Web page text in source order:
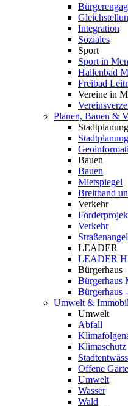
Integration
Soziales
Sport
Sport in
Hallenbad
Freibad
Vereine in
Planen, Bauen &
Stadtplanung
Stadtplanung
Bauen
Bauen
Mietspiegel
Breitband
Verkehr
Verkehr
LEADER
LEADER
Bürgerhaus
Bürgerhaus
Bürgerhaus
Umwelt &
Umwelt
Abfall
Klimaschutz
Offene
Umwelt
Wasser
Wald